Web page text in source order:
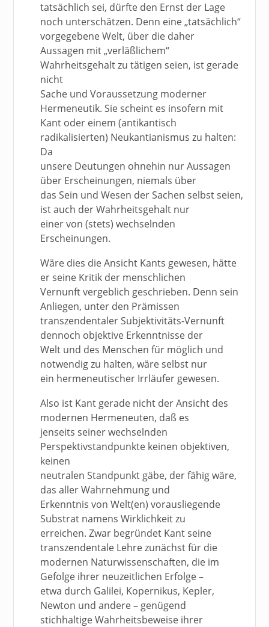
tatsächlich sei, dürfte den Ernst der Lage
noch unterschätzen. Denn eine „tatsächlich“
vorgegebene Welt, über die daher
Aussagen mit „verläßlichem“
Wahrheitsgehalt zu tätigen seien, ist gerade
nicht
Sache und Voraussetzung moderner
Hermeneutik. Sie scheint es insofern mit
Kant oder einem (antikantisch
radikalisierten) Neukantianismus zu halten:
Da
unsere Deutungen ohnehin nur Aussagen
über Erscheinungen, niemals über
das Sein und Wesen der Sachen selbst seien,
ist auch der Wahrheitsgehalt nur
einer von (stets) wechselnden
Erscheinungen.
Wäre dies die Ansicht Kants gewesen, hätte
er seine Kritik der menschlichen
Vernunft vergeblich geschrieben. Denn sein
Anliegen, unter den Prämissen
transzendentaler Subjektivitäts-Vernunft
dennoch objektive Erkenntnisse der
Welt und des Menschen für möglich und
notwendig zu halten, wäre selbst nur
ein hermeneutischer Irrläufer gewesen.
Also ist Kant gerade nicht der Ansicht des
modernen Hermeneuten, daß es
jenseits seiner wechselnden
Perspektivstandpunkte keinen objektiven,
keinen
neutralen Standpunkt gäbe, der fähig wäre,
das aller Wahrnehmung und
Erkenntnis von Welt(en) vorausliegende
Substrat namens Wirklichkeit zu
erreichen. Zwar begründet Kant seine
transzendentale Lehre zunächst für die
modernen Naturwissenschaften, die im
Gefolge ihrer neuzeitlichen Erfolge –
etwa durch Galilei, Kopernikus, Kepler,
Newton und andere – genügend
stichhaltige Wahrheitsbeweise ihrer